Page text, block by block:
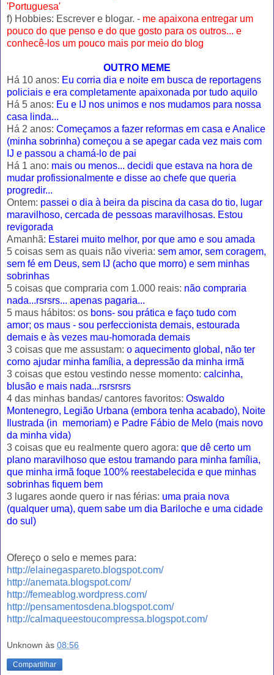
'Portuguesa'
f) Hobbies: Escrever e blogar. - me apaixona entregar um
pouco do que penso e do que gosto para os outros... e
conhecê-los um pouco mais por meio do blog
OUTRO MEME
Há 10 anos: Eu corria dia e noite em busca de reportagens
policiais e era completamente apaixonada por tudo aquilo
Há 5 anos: Eu e IJ nos unimos e nos mudamos para nossa
casa linda...
Há 2 anos: Começamos a fazer reformas em casa e Analice
(minha sobrinha) começou a se apegar cada vez mais com
IJ e passou a chamá-lo de pai
Há 1 ano: mais ou menos... decidi que estava na hora de
mudar profissionalmente e disse ao chefe que queria
progredir...
Ontem: passei o dia à beira da piscina da casa do tio, lugar
maravilhoso, cercada de pessoas maravilhosas. Estou
revigorada
Amanhã: Estarei muito melhor, por que amo e sou amada
5 coisas sem as quais não viveria: sem amor, sem coragem,
sem fé em Deus, sem IJ (acho que morro) e sem minhas
sobrinhas
5 coisas que compraria com 1.000 reais: não compraria
nada...rsrsrs... apenas pagaria...
5 maus hábitos: os bons- sou prática e faço tudo com
amor; os maus - sou perfeccionista demais, estourada
demais e às vezes mau-homorada demais
3 coisas que me assustam: o aquecimento global, não ter
como ajudar minha família, a depressão da minha irmã
3 coisas que estou vestindo nesse momento: calcinha,
blusão e mais nada...rsrsrsrs
4 das minhas bandas/ cantores favoritos: Oswaldo
Montenegro, Legião Urbana (embora tenha acabado), Noite
Ilustrada (in memoriam) e Padre Fábio de Melo (mais novo
da minha vida)
3 coisas que eu realmente quero agora: que dê certo um
plano maravilhoso que estou tramando para minha família,
que minha irmã foque 100% reestabelecida e que minhas
sobrinhas fiquem bem
3 lugares aonde quero ir nas férias: uma praia nova
(qualquer uma), quem sabe um dia Bariloche e uma cidade
do sul)
Ofereço o selo e memes para:
http://elainegaspareto.blogspot.com/
http://anemata.blogspot.com/
http://femeablog.wordpress.com/
http://pensamentosdena.blogspot.com/
http://calmaqueestoucompressa.blogspot.com/
Unknown às 08:56
Compartilhar